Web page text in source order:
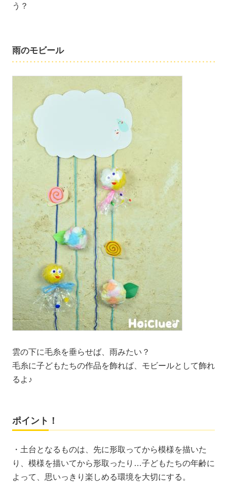
う？
雨のモビール
雲の下に毛糸を垂らせば、雨みたい？
毛糸に子どもたちの作品を飾れば、モビールとして飾れ
るよ♪
ポイント！
・土台となるものは、先に形取ってから模様を描いた
り、模様を描いてから形取ったり…子どもたちの年齢に
よって、思いっきり楽しめる環境を大切にする。